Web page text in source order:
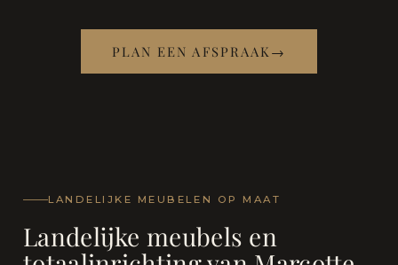
PLAN EEN AFSPRAAK →
LANDELIJKE MEUBELEN OP MAAT
Landelijke meubels en